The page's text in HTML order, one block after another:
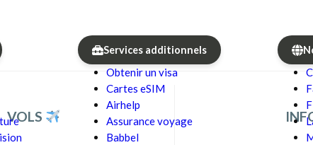
Services additionnels
Obtenir un visa
Cartes eSIM
Airhelp
Assurance voyage
Babbel
VOLS